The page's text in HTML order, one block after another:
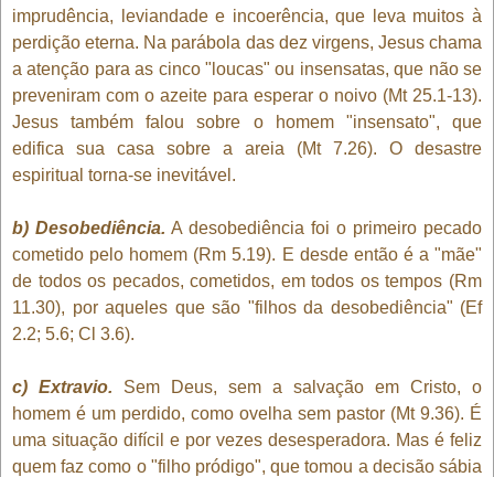
imprudência, leviandade e incoerência, que leva muitos à
perdição eterna. Na parábola das dez virgens, Jesus chama
a atenção para as cinco "loucas" ou insensatas, que não se
preveniram com o azeite para esperar o noivo (Mt 25.1-13).
Jesus também falou sobre o homem "insensato", que
edifica sua casa sobre a areia (Mt 7.26). O desastre
espiritual torna-se inevitável.
b) Desobediência. A desobediência foi o primeiro pecado
cometido pelo homem (Rm 5.19). E desde então é a "mãe"
de todos os pecados, cometidos, em todos os tempos (Rm
11.30), por aqueles que são "filhos da desobediência" (Ef
2.2; 5.6; Cl 3.6).
c) Extravio. Sem Deus, sem a salvação em Cristo, o
homem é um perdido, como ovelha sem pastor (Mt 9.36). É
uma situação difícil e por vezes desesperadora. Mas é feliz
quem faz como o "filho pródigo", que tomou a decisão sábia